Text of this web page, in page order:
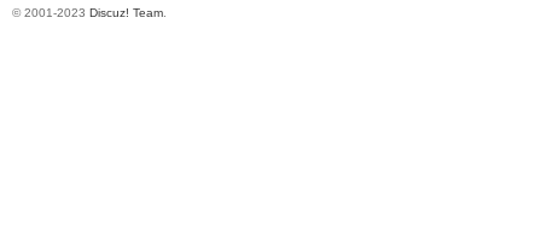
© 2001-2023 Discuz! Team.